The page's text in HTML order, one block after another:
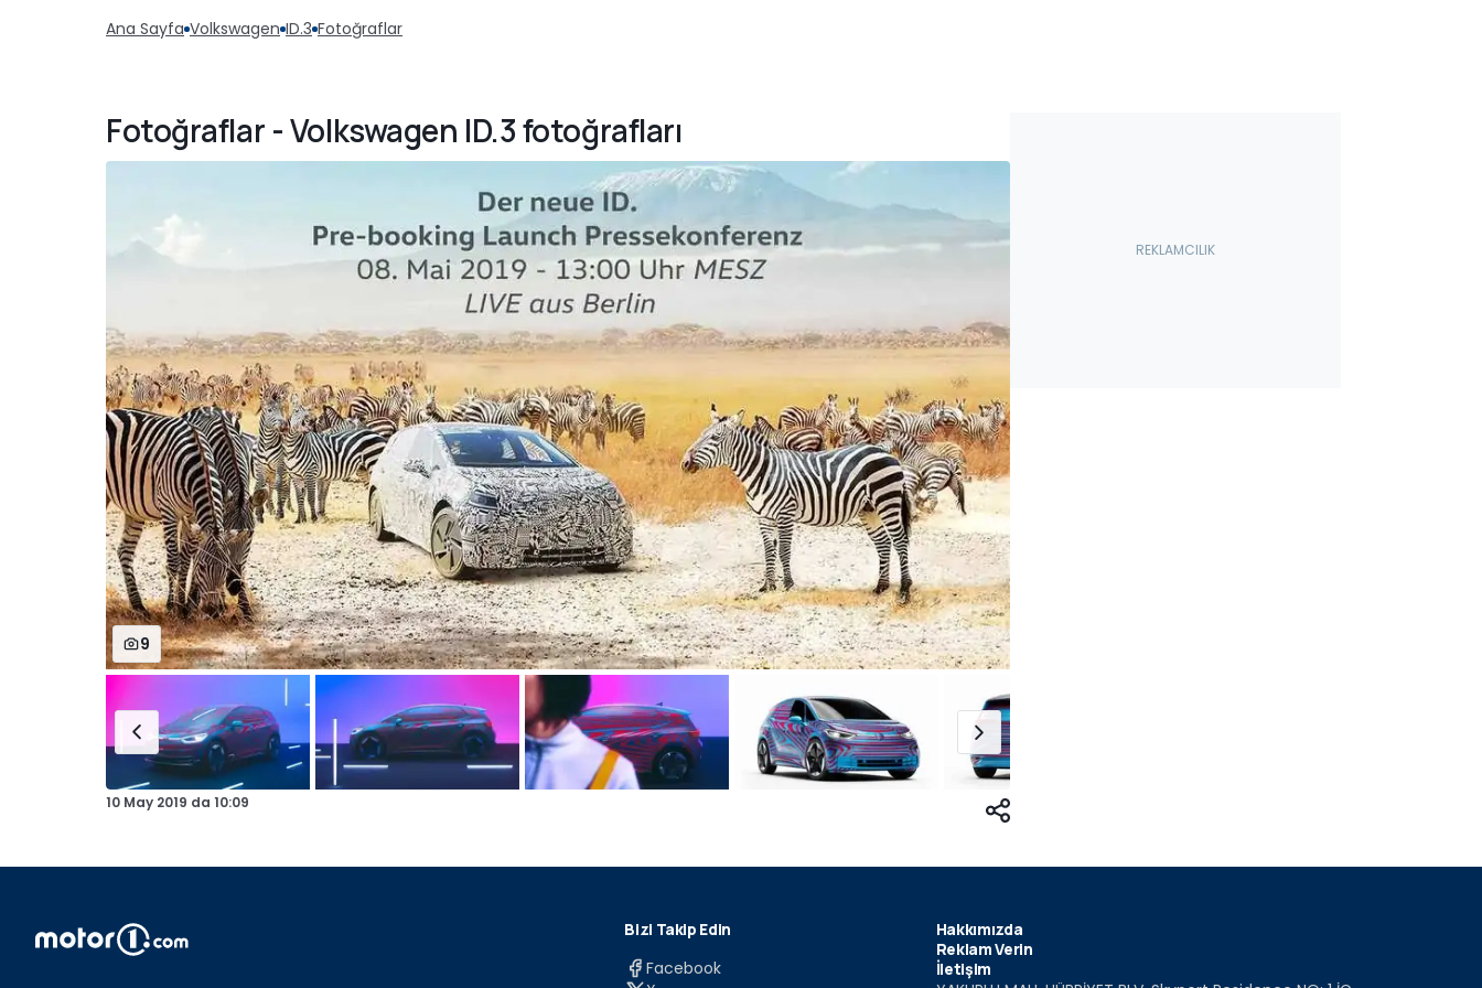
Ana Sayfa Volkswagen ID.3 Fotoğraflar
Fotoğraflar - Volkswagen ID.3 fotoğrafları
9
10 May 2019 da 10:09
Bizi Takip Edin
Facebook
Hakkımızda
Reklam Verin
İletişim